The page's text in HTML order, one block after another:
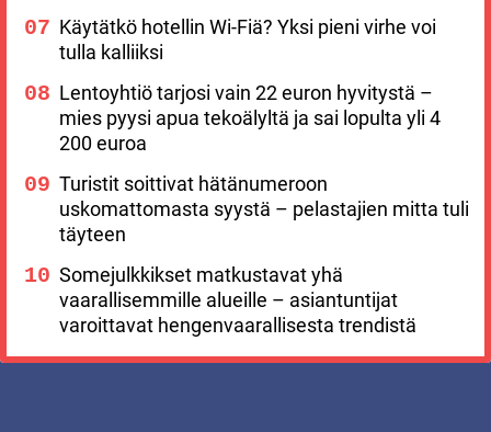
Käytätkö hotellin Wi-Fiä? Yksi pieni virhe voi
tulla kalliiksi
Lentoyhtiö tarjosi vain 22 euron hyvitystä –
mies pyysi apua tekoälyltä ja sai lopulta yli 4
200 euroa
Turistit soittivat hätänumeroon
uskomattomasta syystä – pelastajien mitta tuli
täyteen
Somejulkkikset matkustavat yhä
vaarallisemmille alueille – asiantuntijat
varoittavat hengenvaarallisesta trendistä